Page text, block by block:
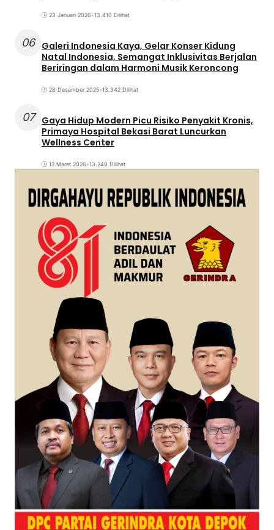
23 Januari 2026•13.410 Dilihat
06 Galeri Indonesia Kaya, Gelar Konser Kidung
Natal Indonesia, Semangat Inklusivitas Berjalan
Beriringan dalam Harmoni Musik Keroncong
28 Desember 2025•13.342 Dilihat
07
Gaya Hidup Modern Picu Risiko Penyakit Kronis,
Primaya Hospital Bekasi Barat Luncurkan
Wellness Center
12 Maret 2026•13.249 Dilihat